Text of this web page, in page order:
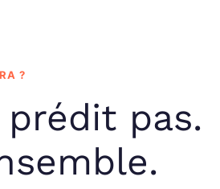
?
pas.